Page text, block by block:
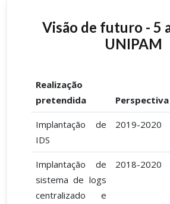
Visão de futuro - 5
UNIPAM
Realização
pretendida
Perspectiva
Implantação de
IDS
2019-2020
Implantação de
sistema de logs
centralizado e
2018-2020